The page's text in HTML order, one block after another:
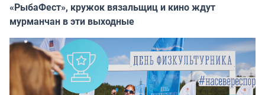
«РыбаФест», кружок вязальщиц и кино ждут
мурманчан в эти выходные